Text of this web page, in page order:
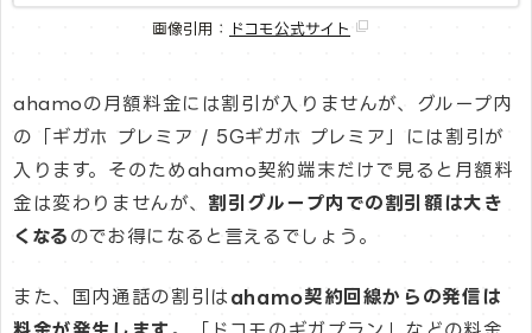
画像引用： ドコモ公式サイト
ahamoの月額料金には割引が入りませんが、グループ内
の「ギガホ プレミア / 5Gギガホ プレミア」には割引が
入ります。そのためahamo契約端末だけで見ると月額料
金は変わりませんが、 割引グループ内での割引額は大き
くなる のでお得になると言えるでしょう。
また、国内通話の割引は ahamo契約回線からの発信は